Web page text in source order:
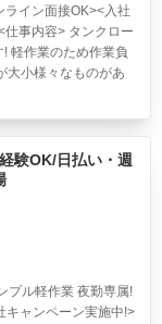
イン面接OK><入社
仕事内容> タンクロー
軽作業のため作業負
大小様々なものがあ
験OK/日払い・週
プル軽作業 夜勤専属!
キャンペーン実施中!>